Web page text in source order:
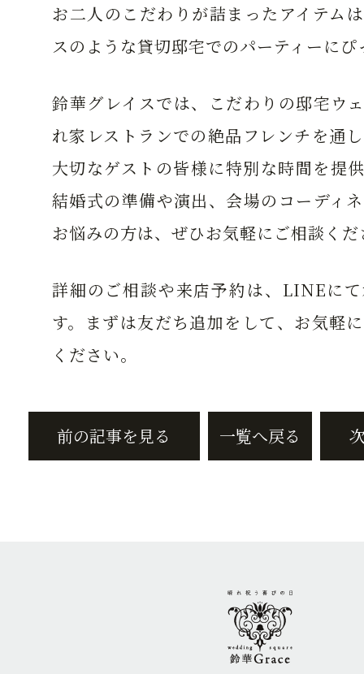
お二人のこだわりが詰まったアイテム
スのような貸切邸宅でのパーティーにぴ
鈴華グレイスでは、こだわりの邸宅ウ
れ家レストランでの絶品フレンチを通
大切なゲストの皆様に特別な時間を提
結婚式の準備や演出、会場のコーディ
お悩みの方は、ぜひお気軽にご相談く
詳細のご相談や来店予約は、LINEに
す。まずは友だち追加をして、お気軽
ください。
前の記事を見る 一覧へ戻る